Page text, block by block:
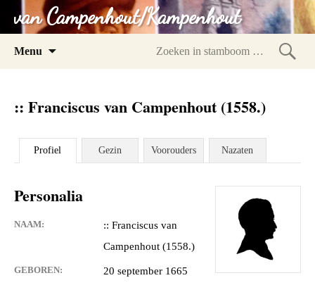
van Campenhout/Kampenhout
Menu
:: Franciscus van Campenhout (1558.)
Profiel Gezin Voorouders Nazaten
Personalia
NAAM:
:: Franciscus van
Campenhout (1558.)
GEBOREN:
20 september 1665